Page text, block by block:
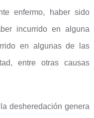
enfermo, haber sido
incurrido en alguna
en algunas de las
entre otras causas
desheredación genera